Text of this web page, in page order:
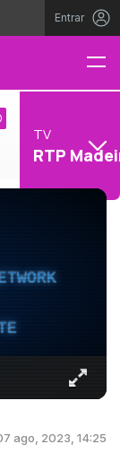
Entrar
TV
RTP
ago, 2023, 14:25